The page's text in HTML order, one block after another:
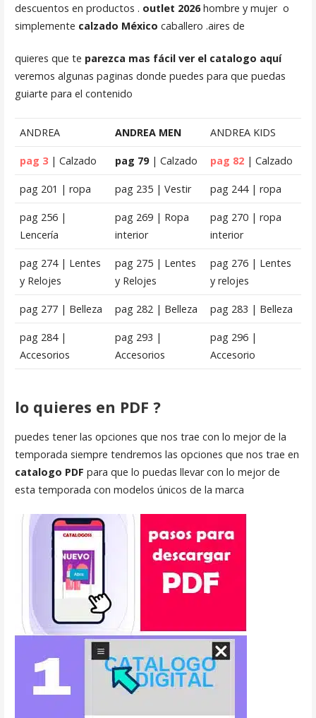
descuentos en productos . outlet 2026hombre y mujer o
simplemente calzado México caballero .aires de
quieres que te parezca mas fácil ver el catalogo aquí
veremos algunas paginas donde puedes para que puedas
guiarte para el contenido
ANDREA ANDREA MEN ANDREA KIDS
pag 3| Calzado pag 79| Calzado pag 82| Calzado
pag 201 | ropa pag 235 | Vestir pag 244 | ropa
pag 256 |
Lencería
pag 269 | Ropa
interior
pag 270 | ropa
interior
pag 274 | Lentes
y Relojes
pag 275 | Lentes
y Relojes
pag 276 | Lentes
y relojes
pag 277 | Belleza pag 282 | Belleza pag 283 | Belleza
pag 284 |
Accesorios
pag 293 |
Accesorios
pag 296 |
Accesorio
lo quieres en PDF ?
puedes tener las opciones que nos trae con lo mejor de la
temporada siempre tendremos las opciones que nos trae en
catalogo PDF para que lo puedas llevar con lo mejor de
esta temporada con modelos únicos de la marca